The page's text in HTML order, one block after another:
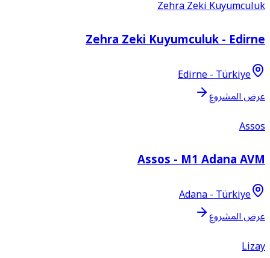
Zehra Zeki
Zehra Zeki Kuyumculuk -
Edirne - Türkiye
المشروع
Assos - M1 Adana
Adana - Türkiye
المشروع